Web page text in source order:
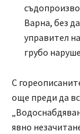
Варна, без
управител
грубо
С
още преди да
явно